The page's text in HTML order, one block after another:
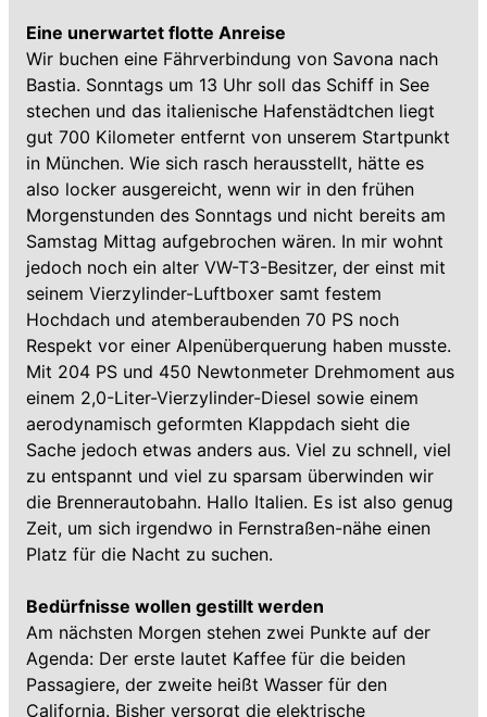
Eine unerwartet flotte Anreise
Wir buchen eine Fährverbindung von Savona nach
Bastia. Sonntags um 13 Uhr soll das Schiff in See
stechen und das italienische Hafenstädtchen liegt
gut 700 Kilometer entfernt von unserem Startpunkt
in München. Wie sich rasch herausstellt, hätte es
also locker ausgereicht, wenn wir in den frühen
Morgenstunden des Sonntags und nicht bereits am
Samstag Mittag aufgebrochen wären. In mir wohnt
jedoch noch ein alter VW-T3-Besitzer, der einst mit
seinem Vierzylinder-Luftboxer samt festem
Hochdach und atemberaubenden 70 PS noch
Respekt vor einer Alpenüberquerung haben musste.
Mit 204 PS und 450 Newtonmeter Drehmoment aus
einem 2,0-Liter-Vierzylinder-Diesel sowie einem
aerodynamisch geformten Klappdach sieht die
Sache jedoch etwas anders aus. Viel zu schnell, viel
zu entspannt und viel zu sparsam überwinden wir
die Brennerautobahn. Hallo Italien. Es ist also genug
Zeit, um sich irgendwo in Fernstraßen-nähe einen
Platz für die Nacht zu suchen.
Bedürfnisse wollen gestillt werden
Am nächsten Morgen stehen zwei Punkte auf der
Agenda: Der erste lautet Kaffee für die beiden
Passagiere, der zweite heißt Wasser für den
California. Bisher versorgt die elektrische